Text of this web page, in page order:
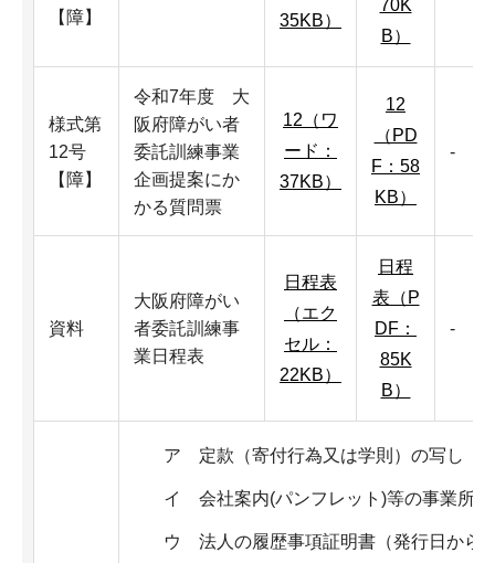
【障】
35KB）
70K
B）
様式第
12号
【障】
令和7年度 大
阪府障がい者
委託訓練事業
企画提案にか
かる質問票
12（ワ
ード：
37KB）
12
（PD
F：58
KB）
-
資料
大阪府障がい
者委託訓練事
業日程表
日程表
（エク
セル：
22KB）
日程
表（P
DF：
85K
B）
-
ア 定款（寄付行為又は学則）の写し（
イ 会社案内(パンフレット)等の事業所
ウ 法人の履歴事項証明書（発行日から3